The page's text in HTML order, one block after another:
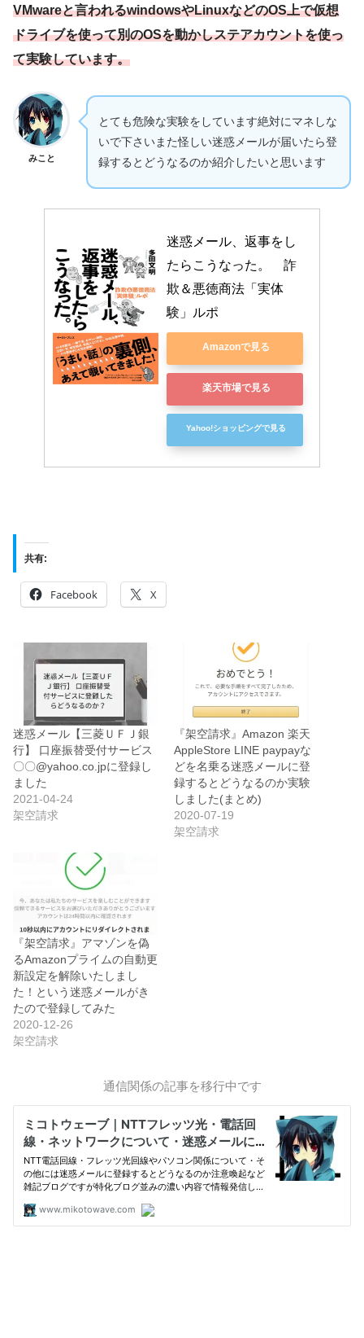
VMwareと言われるwindowsやLinuxなどのOS上で仮想
ドライブを使って別のOSを動かしステアカウントを使っ
て実験しています。
みこと
とても危険な実験をしています絶対にマネしな
いで下さいまた怪しい迷惑メールが届いたら登
録するとどうなるのか紹介したいと思います
迷惑メール、返事をし
たらこうなった。　詐
欺＆悪徳商法「実体
験」ルポ
Amazonで見る
楽天市場で見る
Yahoo!ショッピングで見る
共有:
Facebook X
迷惑メール【三菱ＵＦＪ銀
行】 口座振替受付サービス
〇〇@yahoo.co.jpに登録し
ました
2021-04-24
架空請求
『架空請求』Amazon 楽天
AppleStore LINE paypayな
どを名乗る迷惑メールに登
録するとどうなるのか実験
しました(まとめ)
2020-07-19
架空請求
『架空請求』アマゾンを偽
るAmazonプライムの自動更
新設定を解除いたしまし
た！という迷惑メールがき
たので登録してみた
2020-12-26
架空請求
通信関係の記事を移行中です